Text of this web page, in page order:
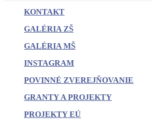
KONTAKT
GALÉRIA ZŠ
GALÉRIA MŠ
INSTAGRAM
POVINNÉ ZVEREJŇOVANIE
GRANTY A PROJEKTY
PROJEKTY EÚ